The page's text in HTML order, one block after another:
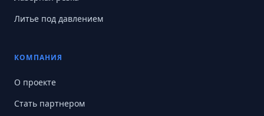
Литье под давлением
КОМПАНИЯ
О проекте
Стать партнером